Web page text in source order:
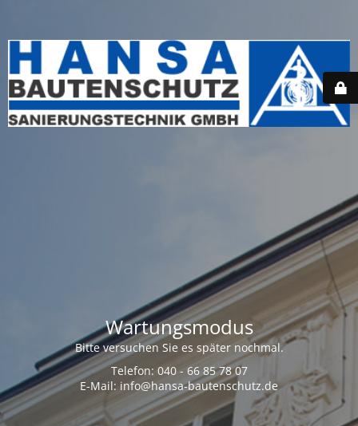
Wartungsmodus
Bitte versuchen Sie es später nochmal.
Telefon: 040 - 66 85 78 07
E-Mail: info@hansa-bautenschutz.de